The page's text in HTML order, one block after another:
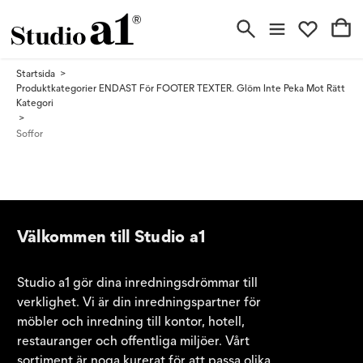
Startsida
Produktkategorier ENDAST För FOOTER TEXTER. Glöm Inte Peka Mot Rätt
Kategori
Soffor
Välkommen till Studio a1
Studio a1 gör dina inredningsdrömmar till
verklighet. Vi är din inredningspartner för
möbler och inredning till kontor, hotell,
restauranger och offentliga miljöer. Vårt